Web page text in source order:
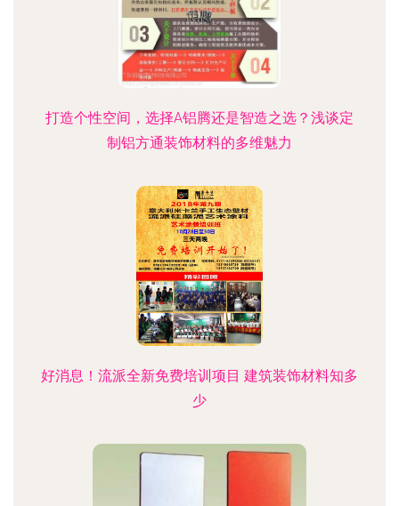
打造个性空间，选择A铝腾还是智造之选？浅谈定
制铝方通装饰材料的多维魅力
好消息！流派全新免费培训项目 建筑装饰材料知多
少